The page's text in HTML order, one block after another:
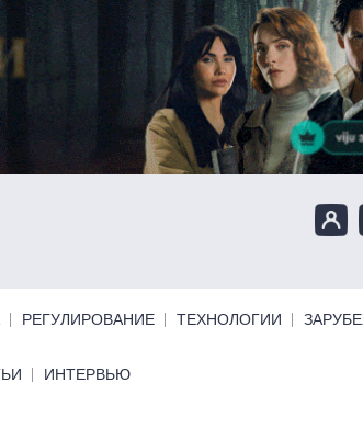
РЕГУЛИРОВАНИЕ ТЕХНОЛОГИИ
ИНТЕРВЬЮ